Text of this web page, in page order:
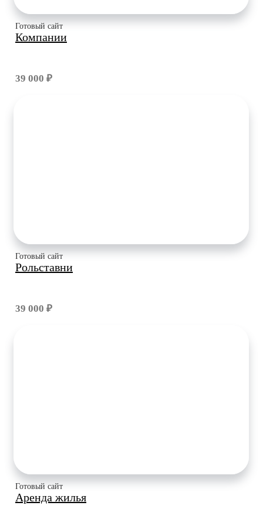
Готовый сайт
Компании
39 000 ₽
Готовый сайт
Рольставни
39 000 ₽
Готовый сайт
Аренда жилья